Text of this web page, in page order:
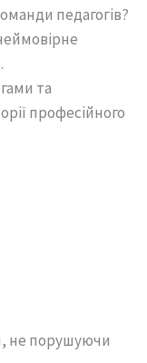
педагогів?
та
професійного
не порушуючи